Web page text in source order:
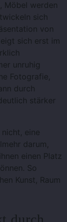
Möbel werden
sich
von
sich erst im
unruhig
Fotografie,
durch
stärker
eine
darum,
einen Platz
So
Kunst, Raum